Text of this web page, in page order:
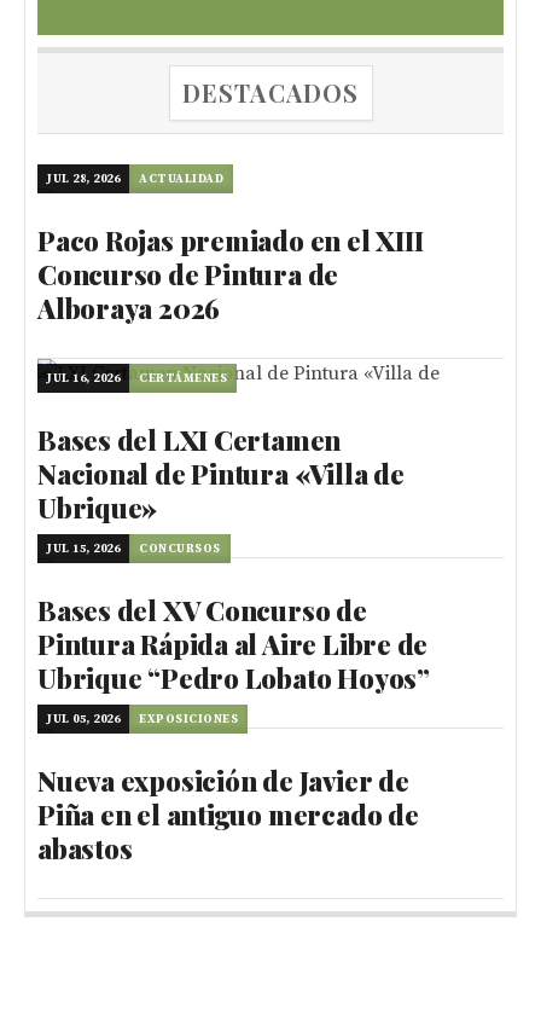
DESTACADOS
JUL 28, 2026 ACTUALIDAD
Paco Rojas premiado en el XIII
Concurso de Pintura de
Alboraya 2026
JUL 16, 2026 CERTÁMENES
Bases del LXI Certamen
Nacional de Pintura «Villa de
Ubrique»
JUL 15, 2026 CONCURSOS
Bases del XV Concurso de
Pintura Rápida al Aire Libre de
Ubrique “Pedro Lobato Hoyos”
JUL 05, 2026 EXPOSICIONES
Nueva exposición de Javier de
Piña en el antiguo mercado de
abastos